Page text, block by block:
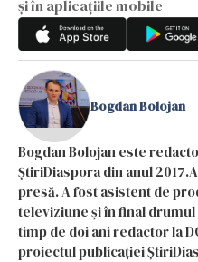
și în aplicațiile mobile
Bogdan Bolojan
Bogdan Bolojan este
ȘtiriDiaspora din anul
presă. A fost asistent de
televiziune și în final
timp de doi ani redactor la
proiectul publicației